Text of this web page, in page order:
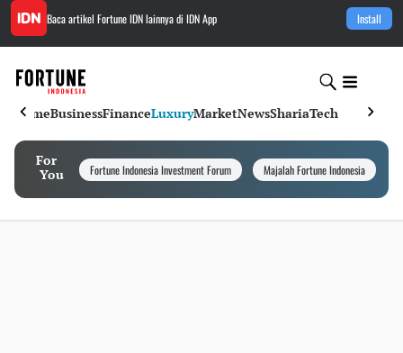
Baca artikel Fortune IDNlainnya di IDN App Install
HomeBusinessFinanceLuxuryMarketNewsShariaTech
For
You
Fortune Indonesia Investment Forum Majalah Fortune Indonesia